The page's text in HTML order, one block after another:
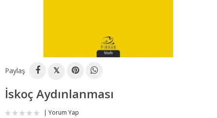
Paylaş 𝕏
İskoç Aydınlanması
Yorum Yap